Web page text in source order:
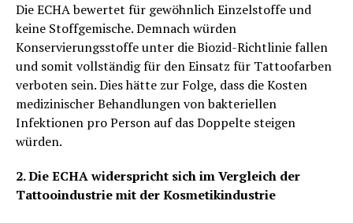
Die ECHA bewertet für gewöhnlich Einzelstoffe und
keine Stoffgemische. Demnach würden
Konservierungsstoffe unter die Biozid-Richtlinie fallen
und somit vollständig für den Einsatz für Tattoofarben
verboten sein. Dies hätte zur Folge, dass die Kosten
medizinischer Behandlungen von bakteriellen
Infektionen pro Person auf das Doppelte steigen
würden.
2. Die ECHA widerspricht sich im Vergleich der
Tattooindustrie mit der Kosmetikindustrie